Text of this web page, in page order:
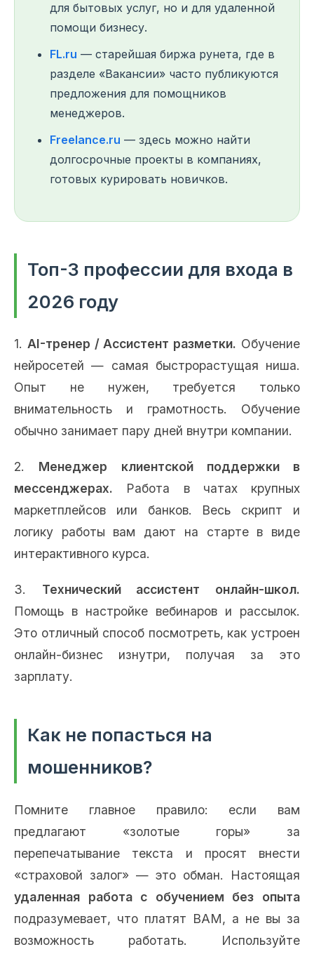
для бытовых услуг, но и для удаленной
помощи бизнесу.
FL.ru — старейшая биржа рунета, где в
разделе «Вакансии» часто публикуются
предложения для помощников
менеджеров.
Freelance.ru — здесь можно найти
долгосрочные проекты в компаниях,
готовых курировать новичков.
Топ-3 профессии для входа в
2026 году
1. AI-тренер / Ассистент разметки. Обучение
нейросетей — самая быстрорастущая ниша.
Опыт не нужен, требуется только
внимательность и грамотность. Обучение
обычно занимает пару дней внутри компании.
2. Менеджер клиентской поддержки в
мессенджерах. Работа в чатах крупных
маркетплейсов или банков. Весь скрипт и
логику работы вам дают на старте в виде
интерактивного курса.
3. Технический ассистент онлайн-школ.
Помощь в настройке вебинаров и рассылок.
Это отличный способ посмотреть, как устроен
онлайн-бизнес изнутри, получая за это
зарплату.
Как не попасться на
мошенников?
Помните главное правило: если вам
предлагают «золотые горы» за
перепечатывание текста и просят внести
«страховой залог» — это обман. Настоящая
удаленная работа с обучением без опыта
подразумевает, что платят ВАМ, а не вы за
возможность работать. Используйте